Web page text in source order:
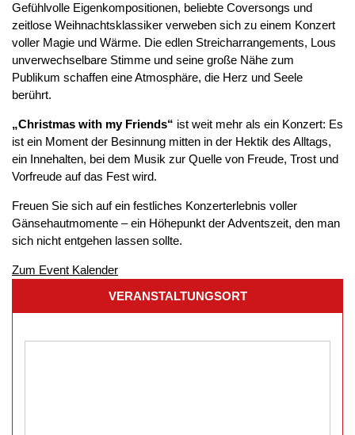
Gefühlvolle Eigenkompositionen, beliebte Coversongs und
zeitlose Weihnachtsklassiker verweben sich zu einem Konzert
voller Magie und Wärme. Die edlen Streicharrangements, Lous
unverwechselbare Stimme und seine große Nähe zum
Publikum schaffen eine Atmosphäre, die Herz und Seele
berührt.
„Christmas with my Friends“ ist weit mehr als ein Konzert: Es
ist ein Moment der Besinnung mitten in der Hektik des Alltags,
ein Innehalten, bei dem Musik zur Quelle von Freude, Trost und
Vorfreude auf das Fest wird.
Freuen Sie sich auf ein festliches Konzerterlebnis voller
Gänsehautmomente – ein Höhepunkt der Adventszeit, den man
sich nicht entgehen lassen sollte.
Zum Event Kalender
VERANSTALTUNGSORT